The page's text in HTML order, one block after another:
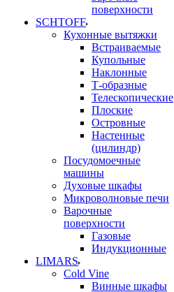
поверхности
SCHTOFF
Кухонные вытяжки
Встраиваемые
Купольные
Наклонные
Т-образные
Телескопические
Плоские
Островные
Настенные
(цилиндр)
Посудомоечные
машины
Духовые шкафы
Микроволновые печи
Варочные
поверхности
Газовые
Индукционные
LIMARS
Cold Vine
Винные шкафы